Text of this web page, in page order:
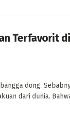
Terfavorit di
dong.
dari dunia.